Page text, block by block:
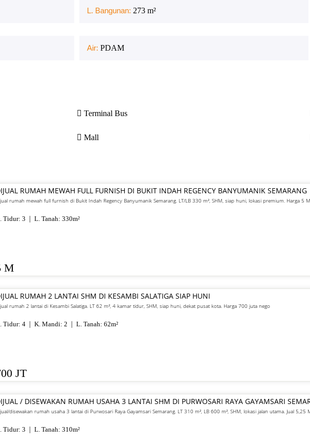
L. Bangunan: 273 m²
Air: PDAM
Terminal Bus
Mall
RUMAH MEWAH FULL FURNISH DI BUKIT INDAH REGENCY BANYUMANIK SEMARANG
rumah mewah full furnish di Bukit Indah Regency Banyumanik Semarang. LT/LB 330 m², SHM, siap huni, lokasi premium. Harga 5
Tidur: 3 L. Tanah: 330m²
M
RUMAH 2 LANTAI SHM DI KESAMBI SALATIGA SIAP HUNI
rumah 2 lantai di Kesambi Salatiga. LT 62 m², 4 kamar tidur, SHM, siap huni, dekat pusat kota. Harga 700 juta nego
Tidur: 4 K. Mandi: 2 L. Tanah: 62m²
JT
/ DISEWAKAN RUMAH USAHA 3 LANTAI SHM DI PURWOSARI RAYA GAYAMSARI
disewakan rumah usaha 3 lantai di Purwosari Raya Gayamsari Semarang. LT 310 m², LB 600 m², SHM, lokasi jalan utama. Jual
Tidur: 3 L. Tanah: 310m²